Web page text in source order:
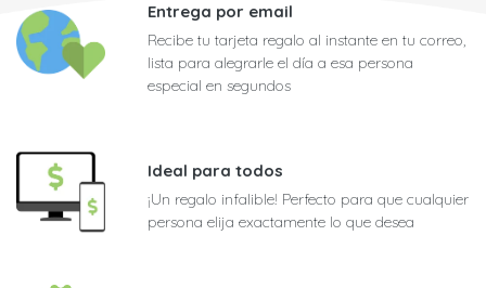
Entrega por email
Recibe tu tarjeta regalo al instante en tu correo,
lista para alegrarle el día a esa persona
especial en segundos
Ideal para todos
¡Un regalo infalible! Perfecto para que cualquier
persona elija exactamente lo que desea